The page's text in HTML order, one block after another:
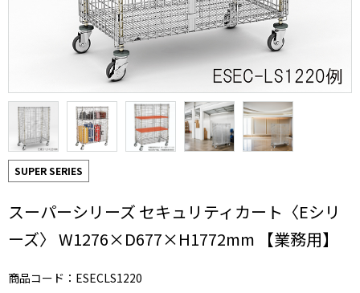
SUPER SERIES
スーパーシリーズ セキュリティカート〈Eシリ
ーズ〉 W1276×D677×H1772mm 【業務用】
商品コード：ESECLS1220